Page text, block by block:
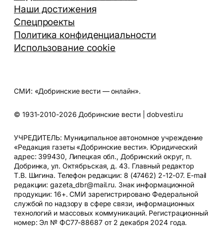
Наши достижения
Спецпроекты
Политика конфиденциальности
Использование cookie
СМИ: «Добринские вести — онлайн».
© 1931-2010-2026 Добринские вести | dobvesti.ru
УЧРЕДИТЕЛЬ: Муниципальное автономное учреждение
«Редакция газеты «Добринские вести». Юридический
адрес: 399430, Липецкая обл., Добринский округ, п.
Добринка, ул. Октябрьская, д. 43. Главный редактор
Т.В. Шигина. Телефон редакции: 8 (47462) 2-12-07. E-mail
редакции: gazeta_dbr@mail.ru. Знак информационной
продукции: 16+. СМИ зарегистрировано Федеральной
службой по надзору в сфере связи, информационных
технологий и массовых коммуникаций. Регистрационный
номер: Эл № ФС77-88687 от 2 декабря 2024 года.